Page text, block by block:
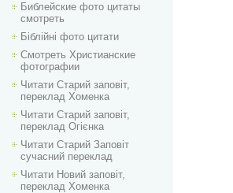
Библейские фото цитаты
смотреть
Біблійні фото цитати
Смотреть Христианские
фотографии
Читати Старий заповіт,
переклад Хоменка
Читати Старий заповіт,
переклад Огієнка
Читати Старий Заповіт
сучасний переклад
Читати Новий заповіт,
переклад Хоменка